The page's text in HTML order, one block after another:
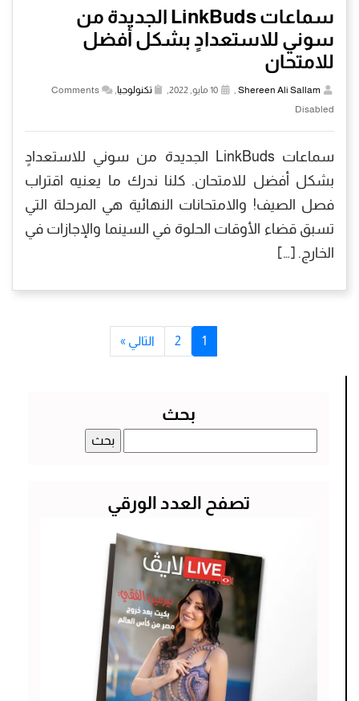
سماعات LinkBuds الجديدة من
سوني للاستعدادٍ بشكل أفضل
للامتحان
Shereen Ali Sallam تكنولوجيا
Comments
Disabled
سماعات LinkBuds الجديدة من سوني للاستعدادٍ
بشكل أفضل للامتحان. كلنا ندرك ما يعنيه اقتراب
فصل الصيف! والامتحانات النهائية هي المرحلة التي
تسبق قضاء الأوقات الحلوة في السينما والإجازات في
الخارج. […]
1
2 التالي »
بحث
عن:
تصفح العدد الورقي